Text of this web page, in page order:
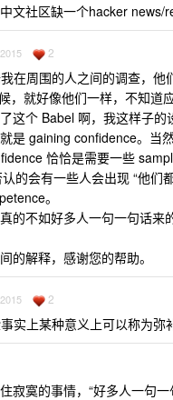
文社区缺一个hacker news/
2
在周围的人之间的调查，
，就好像他们一样，不知道
这个 Babel 啊，我这样子
是 gaining confidence。当
恰恰是需要一些
的会有一些人会出现 “他们
。
的不如好多人一句一句话
的解释，感谢您的帮助。
2
实上某种意义上可以称为
寂寞的事情，“好多人一句